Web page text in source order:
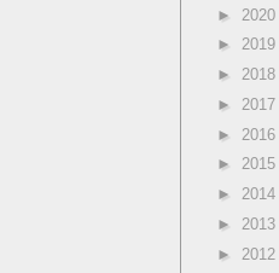
► 2020
► 2019
► 2018
► 2017
► 2016
► 2015
► 2014
► 2013
► 2012